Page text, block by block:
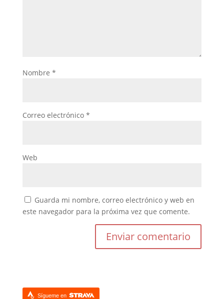
Nombre *
Correo electrónico *
Web
Guarda mi nombre, correo electrónico y web en
este navegador para la próxima vez que comente.
Sígueme en